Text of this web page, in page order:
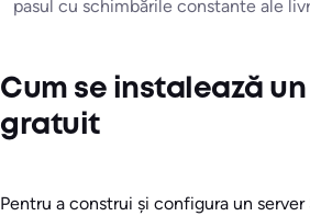
pasul cu schimbările constante ale
Cum se instalează un
gratuit
Pentru a construi și configura un